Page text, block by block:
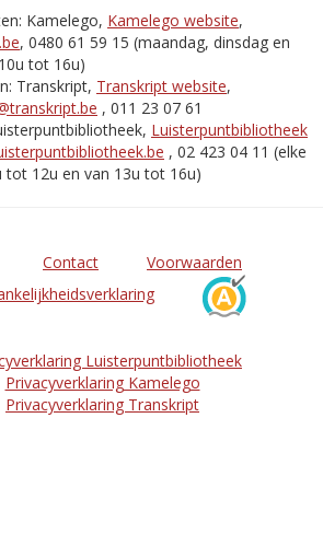
Kamelego, Kamelego website,
, 0480 61 59 15 (maandag, dinsdag en
tot 16u)
Transkript, Transkript website,
, 011 23 07 61
Luisterpuntbibliotheek
, 02 423 04 11 (elke
tot 12u en van 13u tot 16u)
Contact
Voorwaarden
Luisterpuntbibliotheek
Privacyverklaring Kamelego
Privacyverklaring Transkript